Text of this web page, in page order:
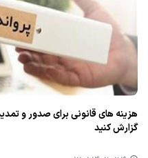
هزینه های قانونی برای صدور و
گزارش كنید